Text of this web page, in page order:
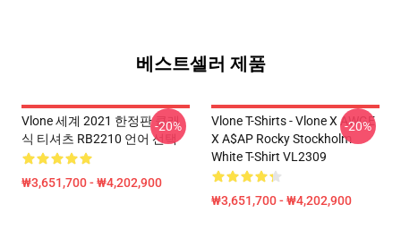
베스트셀러 제품
Vlone 세계 2021 한정판 클래
식 티셔츠 RB2210 언어 선택
₩3,651,700 - ₩4,202,900
-20%
Vlone T-Shirts - Vlone X AWGE
X A$AP Rocky Stockholm
White T-Shirt VL2309
₩3,651,700 - ₩4,202,900
-20%